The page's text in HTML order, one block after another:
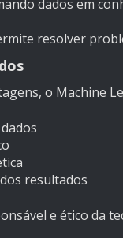
dados em
resolver
o Machine
resultados
e ético da